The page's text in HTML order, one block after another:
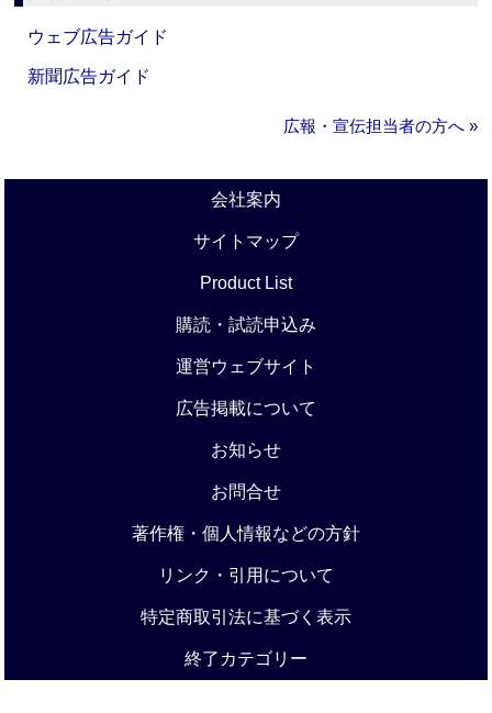
ウェブ広告ガイド
新聞広告ガイド
広報・宣伝担当者の方へ »
会社案内
サイトマップ
Product List
購読・試読申込み
運営ウェブサイト
広告掲載について
お知らせ
お問合せ
著作権・個人情報などの方針
リンク・引用について
特定商取引法に基づく表示
終了カテゴリー